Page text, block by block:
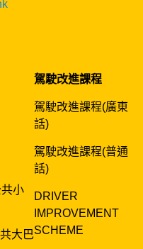
小
大巴
駕駛改進課程
駕駛改進課程(廣東
話)
駕駛改進課程(普通
話)
DRIVER
IMPROVEMENT
SCHEME